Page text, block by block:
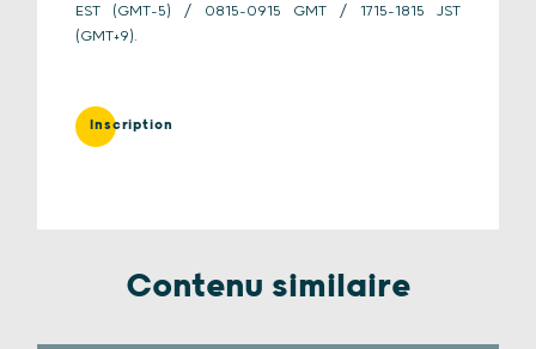
EST (GMT-5) / 0815-0915 GMT / 1715-1815 JST
(GMT+9).
Inscription
Contenu similaire